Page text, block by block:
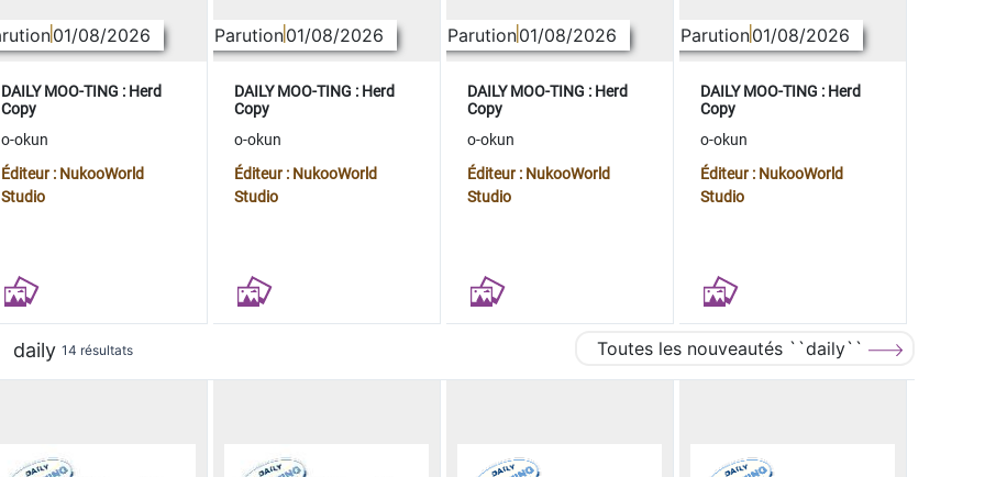
01/08/2026
DAILY MOO-TING : Herd
Copy
o-okun
Éditeur : NukooWorld
Studio
Parution01/08/2026
DAILY MOO-TING : Herd
Copy
o-okun
Éditeur : NukooWorld
Studio
Parution01/08/2026
DAILY MOO-TING : Herd
Copy
o-okun
Éditeur : NukooWorld
Studio
Parution01/08/2026
DAILY MOO-TING : Herd
Copy
o-okun
Éditeur : NukooWorld
Studio
daily 14 résultats Toutes les nouveautés ``daily``